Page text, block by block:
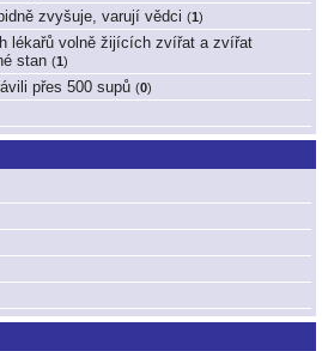
zvyšuje, varují vědci (1)
lékařů volně žijících zvířat a zvířat
stan (1)
přes 500 supů (0)